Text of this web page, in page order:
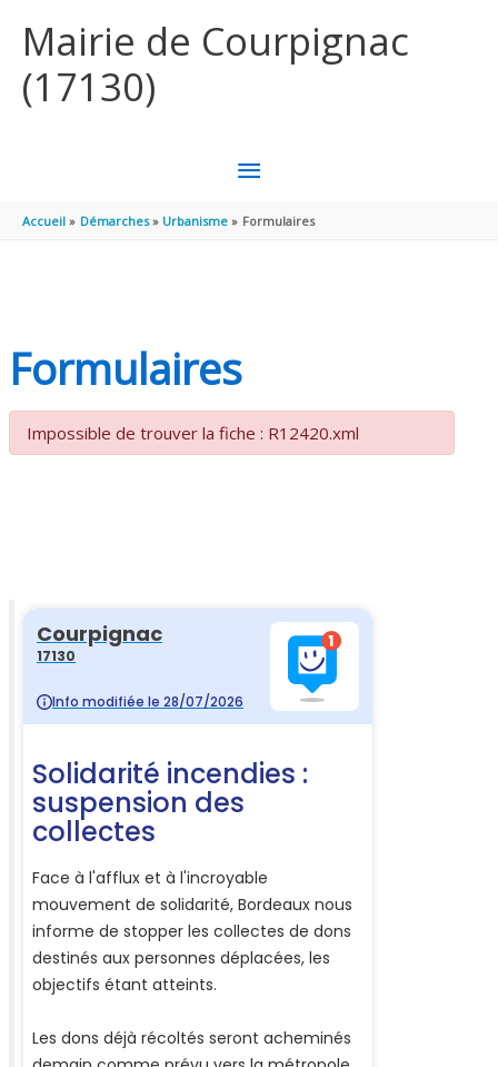
Mairie de Courpignac
(17130)
MENU
PRINCIPAL
Accueil Démarches Urbanisme Formulaires
Formulaires
Impossible de trouver la fiche : R12420.xml